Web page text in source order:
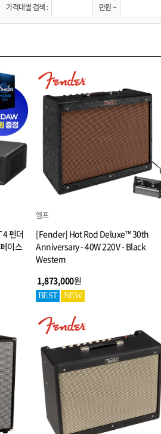
가격대별 검색 : 만원 ~
펜더
이스
엠프
[Fender] Hot Rod Deluxe™ 30th
Anniversary - 40W 220V - Black
Western
1,873,000원
BEST NEW